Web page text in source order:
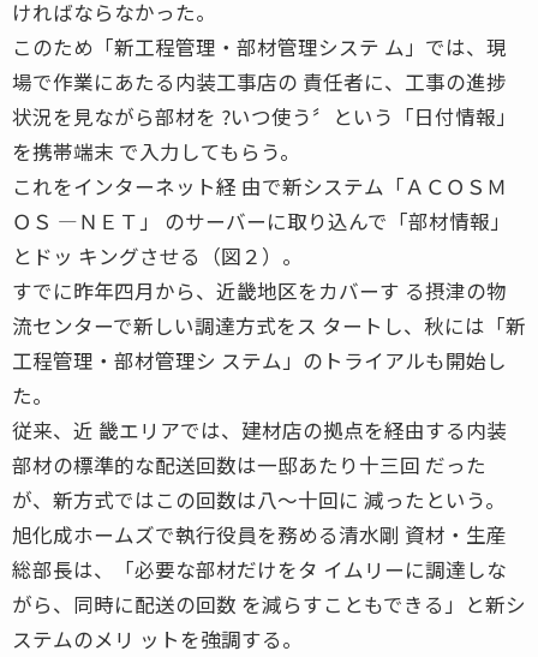
ければならなかった。
このため「新工程管理・部材管理システ ム」では、現
場で作業にあたる内装工事店の 責任者に、工事の進捗
状況を見ながら部材を ?いつ使う〞という「日付情報」
を携帯端末 で入力してもらう。
これをインターネット経 由で新システム「ＡＣＯＳＭ
ＯＳ ―ＮＥＴ」 のサーバーに取り込んで「部材情報」
とドッ キングさせる（図２）。
すでに昨年四月から、近畿地区をカバーす る摂津の物
流センターで新しい調達方式をス タートし、秋には「新
工程管理・部材管理シ ステム」のトライアルも開始し
た。
従来、近 畿エリアでは、建材店の拠点を経由する内装
部材の標準的な配送回数は一邸あたり十三回 だった
が、新方式ではこの回数は八〜十回に 減ったという。
旭化成ホームズで執行役員を務める清水剛 資材・生産
総部長は、「必要な部材だけをタ イムリーに調達しな
がら、同時に配送の回数 を減らすこともできる」と新シ
ステムのメリ ットを強調する。